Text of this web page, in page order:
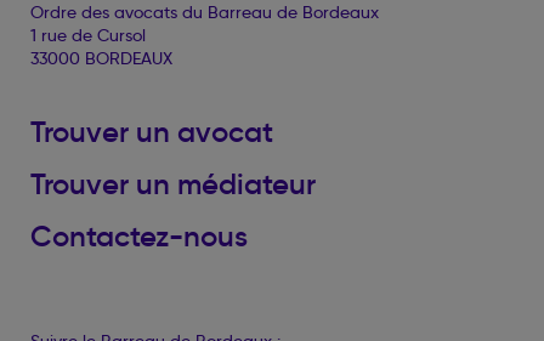
Ordre des avocats du Barreau de Bordeaux
1 rue de Cursol
33000 BORDEAUX
Trouver un avocat
Trouver un médiateur
Contactez-nous